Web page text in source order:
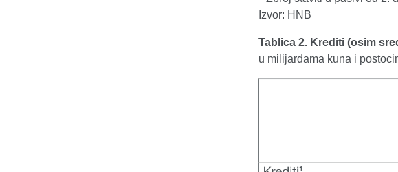
Izvor: HNB
Tablica 2. Krediti (osim
u milijardama kuna i